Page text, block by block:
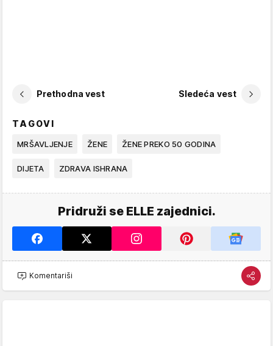
Prethodna vest Sledeća vest
TAGOVI
MRŠAVLJENJE ŽENE ŽENE PREKO 50 GODINA
DIJETA ZDRAVA ISHRANA
Pridruži se ELLE zajednici.
Komentariši